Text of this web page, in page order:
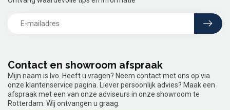
Contact en showroom afspraak
Mijn naam is Ivo. Heeft u vragen? Neem contact met ons op via
onze klantenservice pagina. Liever persoonlijk advies? Maak een
afspraak met een van onze adviseurs in onze showroom te
Rotterdam. Wij ontvangen u graag.